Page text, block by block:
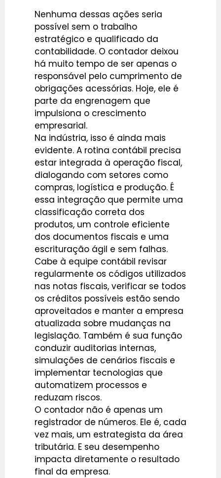
Nenhuma dessas ações seria
possível sem o trabalho
estratégico e qualificado da
contabilidade. O contador deixou
há muito tempo de ser apenas o
responsável pelo cumprimento de
obrigações acessórias. Hoje, ele é
parte da engrenagem que
impulsiona o crescimento
empresarial.
Na indústria, isso é ainda mais
evidente. A rotina contábil precisa
estar integrada à operação fiscal,
dialogando com setores como
compras, logística e produção. É
essa integração que permite uma
classificação correta dos
produtos, um controle eficiente
dos documentos fiscais e uma
escrituração ágil e sem falhas.
Cabe à equipe contábil revisar
regularmente os códigos utilizados
nas notas fiscais, verificar se todos
os créditos possíveis estão sendo
aproveitados e manter a empresa
atualizada sobre mudanças na
legislação. Também é sua função
conduzir auditorias internas,
simulações de cenários fiscais e
implementar tecnologias que
automatizem processos e
reduzam riscos.
O contador não é apenas um
registrador de números. Ele é, cada
vez mais, um estrategista da área
tributária. E seu desempenho
impacta diretamente o resultado
final da empresa.